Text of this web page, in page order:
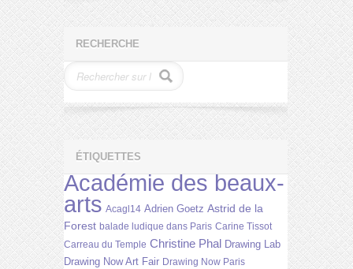
RECHERCHE
ÉTIQUETTES
Académie des beaux-
arts Acagl14 Adrien Goetz Astrid de la
Forest balade ludique dans Paris Carine Tissot
Carreau du Temple Christine Phal Drawing Lab
Drawing Now Art Fair Drawing Now Paris